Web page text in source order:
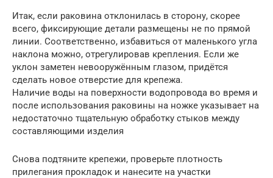
Итак, если раковина отклонилась в сторону, скорее
всего, фиксирующие детали размещены не по прямой
линии. Соответственно, избавиться от маленького угла
наклона можно, отрегулировав крепления. Если же
уклон заметен невооружённым глазом, придётся
сделать новое отверстие для крепежа.
Наличие воды на поверхности водопровода во время и
после использования раковины на ножке указывает на
недостаточно тщательную обработку стыков между
составляющими изделия
Снова подтяните крепежи, проверьте плотность
прилегания прокладок и нанесите на участки